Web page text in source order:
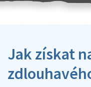
Jak získat